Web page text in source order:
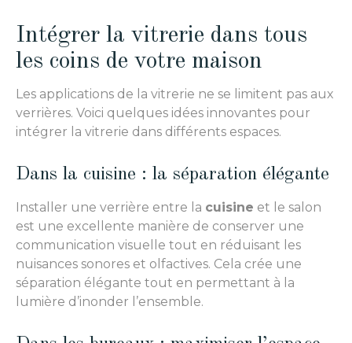
Intégrer la vitrerie dans tous
les coins de votre maison
Les applications de la vitrerie ne se limitent pas aux
verrières. Voici quelques idées innovantes pour
intégrer la vitrerie dans différents espaces.
Dans la cuisine : la séparation élégante
Installer une verrière entre la cuisine et le salon
est une excellente manière de conserver une
communication visuelle tout en réduisant les
nuisances sonores et olfactives. Cela crée une
séparation élégante tout en permettant à la
lumière d’inonder l’ensemble.